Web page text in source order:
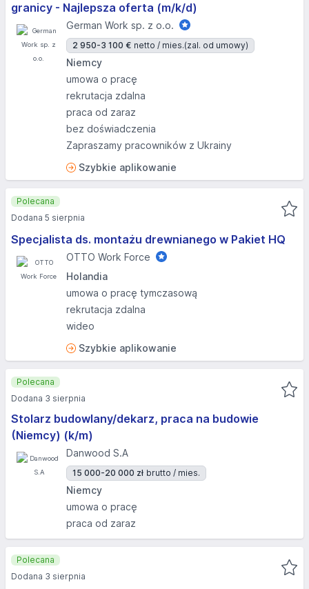
granicy - Najlepsza oferta (m/k/d)
German Work sp. z o.o.
2 950-3 100 € netto / mies.(zal. od umowy)
Niemcy
umowa o pracę
rekrutacja zdalna
praca od zaraz
bez doświadczenia
Zapraszamy pracowników z Ukrainy
Szybkie aplikowanie
Specjalista ds. montażu drewnianego w Pakiet HQ
OTTO Work Force
Holandia
umowa o pracę tymczasową
rekrutacja zdalna
wideo
Szybkie aplikowanie
Polecana
Dodana 5 sierpnia
Stolarz budowlany/dekarz, praca na budowie
(Niemcy) (k/m)
Danwood S.A
15 000-20 000 zł brutto / mies.
Niemcy
umowa o pracę
praca od zaraz
Polecana
Dodana 3 sierpnia
Polecana
Dodana 3 sierpnia